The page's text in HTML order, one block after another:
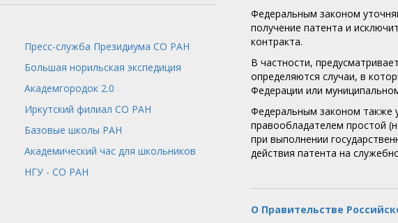
Пресс-служба Президиума СО РАН
Большая норильская экспедиция
Академгородок 2.0
Иркутский филиал СО РАН
Базовые школы РАН
Академический час для школьников
НГУ - СО РАН
Федеральным законом
получение патента и
контракта.
В частности,
определяются случаи, в
Федерации или
Федеральным законом также
правообладателем простой
при выполнении
действия патента на
О Правительстве